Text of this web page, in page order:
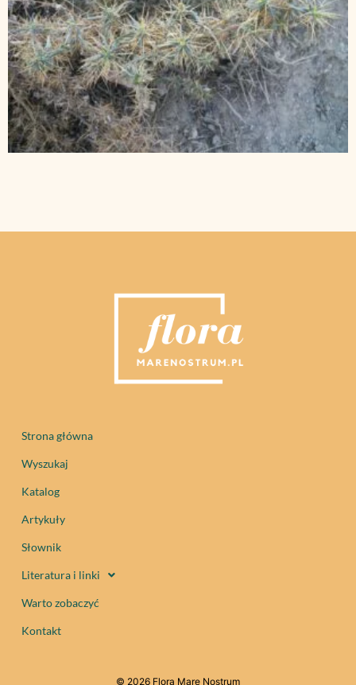
Strona główna
Wyszukaj
Katalog
Artykuły
Słownik
Literatura i linki
Warto zobaczyć
Kontakt
© 2026 Flora Mare Nostrum